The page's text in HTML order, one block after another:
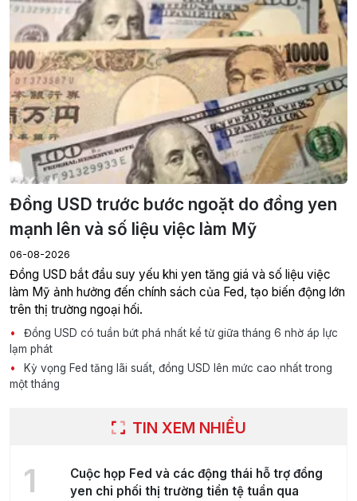
Đồng USD trước bước ngoặt do đồng yen
mạnh lên và số liệu việc làm Mỹ
06-08-2026
Đồng USD bắt đầu suy yếu khi yen tăng giá và số liệu việc
làm Mỹ ảnh hưởng đến chính sách của Fed, tạo biến động lớn
trên thị trường ngoại hối.
Đồng USD có tuần bứt phá nhất kể từ giữa tháng 6 nhờ áp lực
lạm phát
Kỳ vọng Fed tăng lãi suất, đồng USD lên mức cao nhất trong
một tháng
TIN XEM NHIỀU
1
Cuộc họp Fed và các động thái hỗ trợ đồng
yen chi phối thị trường tiền tệ tuần qua